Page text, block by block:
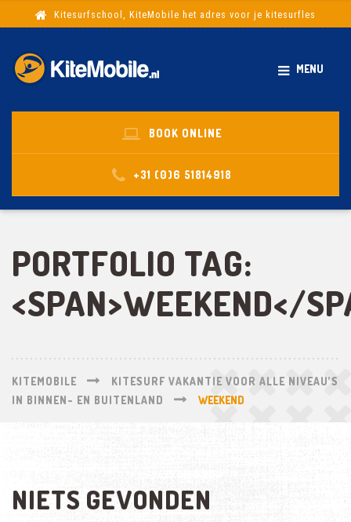
Kitesurfschool, KiteMobile het adres voor je kitesurfles
MENU
BOOK ONLINE
+31 (0)6 51814918
PORTFOLIO TAG:
<SPAN>WEEKEND</
KITEMOBILE
KITESURF VAKANTIE VOOR ALLE NIVEAU’S
IN BINNEN- EN BUITENLAND
WEEKEND
NIETS GEVONDEN